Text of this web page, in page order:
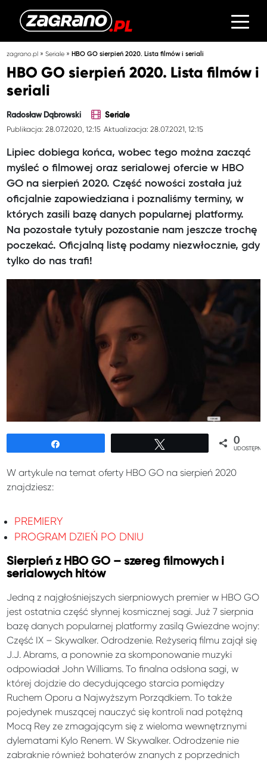
zagrano.pl »Seriale »HBO GO sierpień 2020. Lista filmów i seriali
HBO GO sierpień 2020. Lista filmów i
seriali
Radosław Dąbrowski Seriale
Publikacja: 28.07.2020, 12:15 Aktualizacja: 28.07.2021, 12:15
Lipiec dobiega końca, wobec tego można zacząć
myśleć o filmowej oraz serialowej ofercie w HBO
GO na sierpień 2020. Część nowości została już
oficjalnie zapowiedziana i poznaliśmy terminy, w
których zasili bazę danych popularnej platformy.
Na pozostałe tytuły pozostanie nam jeszcze trochę
poczekać. Oficjalną listę podamy niezwłocznie, gdy
tylko do nas trafi!
0
W artykule na temat oferty HBO GO na sierpień 2020
znajdziesz:
PREMIERY
PROGRAM DZIEŃ PO DNIU
Sierpień z HBO GO – szereg filmowych i
serialowych hitów
Jedną z najgłośniejszych sierpniowych premier w HBO GO
jest ostatnia część słynnej kosmicznej sagi. Już 7 sierpnia
bazę danych popularnej platformy zasilą Gwiezdne wojny:
Część IX – Skywalker. Odrodzenie. Reżyserią filmu zajął się
J.J. Abrams, a ponownie za skomponowanie muzyki
odpowiadał John Williams. To finalna odsłona sagi, w
której dojdzie do decydującego starcia pomiędzy
Ruchem Oporu a Najwyższym Porządkiem. To także
pojedynek muszącej nauczyć się kontroli nad potężną
Mocą Rey ze zmagającym się z wieloma wewnętrznymi
dylematami Kylo Renem. W Skywalker. Odrodzenie nie
zabraknie również bohaterów znanych z poprzednich